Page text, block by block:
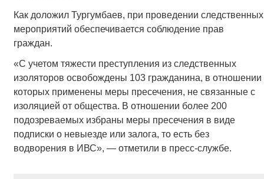
Как доложил Тургумбаев, при проведении следственных
мероприятий обеспечивается соблюдение прав
граждан.
«С учетом тяжести преступления из следственных
изоляторов освобождены 103 гражданина, в отношении
которых применены меры пресечения, не связанные с
изоляцией от общества. В отношении более 200
подозреваемых избраны меры пресечения в виде
подписки о невыезде или залога, то есть без
водворения в ИВС», — отметили в пресс-службе.